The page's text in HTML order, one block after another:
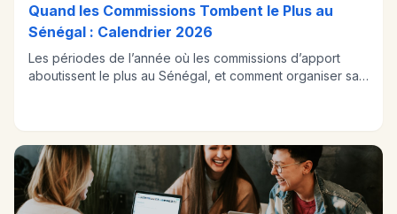
Quand les Commissions Tombent le Plus au
Sénégal : Calendrier 2026
Les périodes de l’année où les commissions d’apport
aboutissent le plus au Sénégal, et comment organiser sa